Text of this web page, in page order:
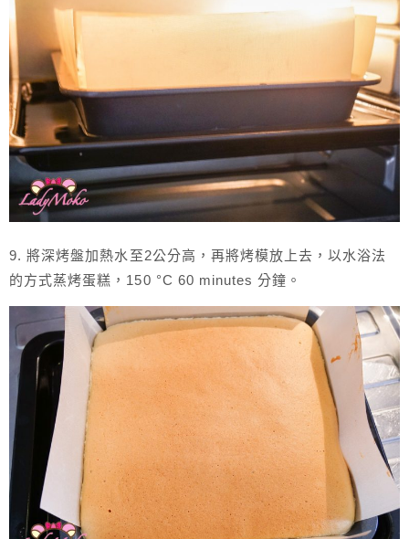
9. 將深烤盤加熱水至2公分高，再將烤模放上去，以水浴法
的方式蒸烤蛋糕，150 °C 60 minutes 分鐘。